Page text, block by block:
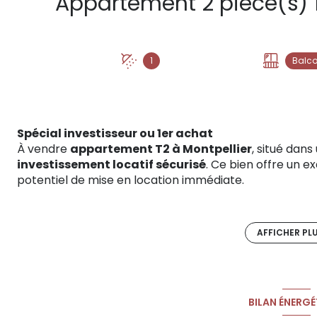
1
Spécial investisseur ou 1er achat
À vendre appartement T2 à Montpellier, situé dans
investissement locatif sécurisé. Ce bien offre un
potentiel de mise en location immédiate.
, véritable atout pour
climatisation,
AFFICHER
BILAN